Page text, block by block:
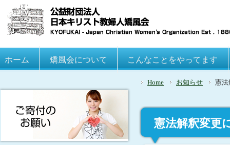
Skip to primary content
Skip to secondary content
ホーム 矯風会について こんなことをやってます
Home お知らせ 憲法
憲法解釈変更